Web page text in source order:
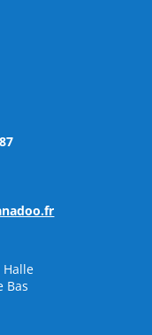
Halle
Bas